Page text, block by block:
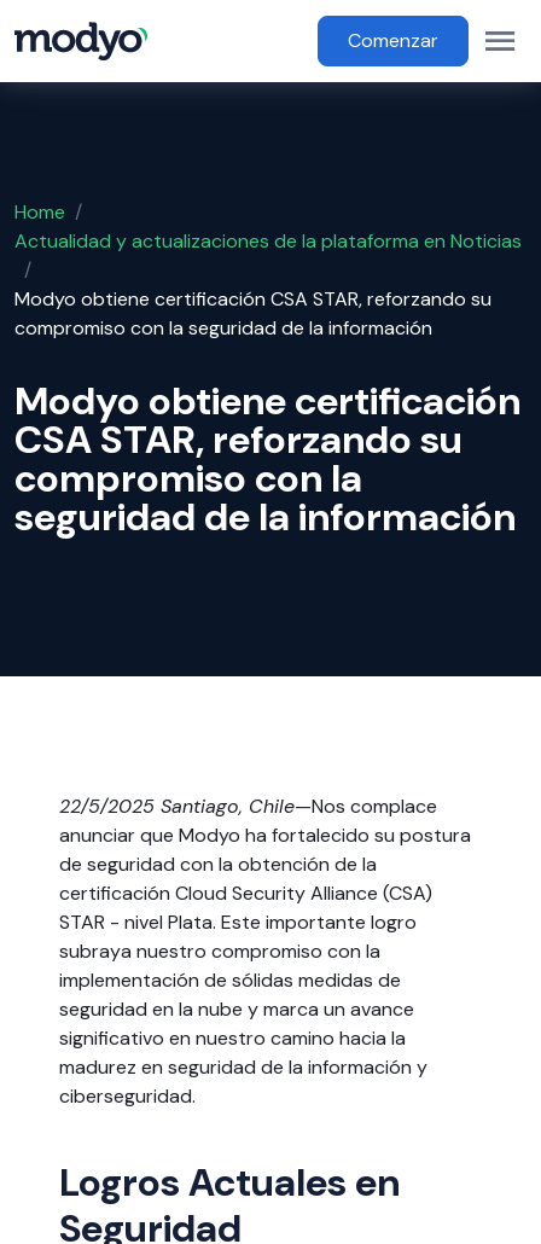
Main Menu
Comenzar
Home /
Actualidad y actualizaciones de la plataforma en Noticias
/
Modyo obtiene certificación CSA STAR, reforzando su
compromiso con la seguridad de la información
Modyo obtiene certificación
CSA STAR, reforzando su
compromiso con la
seguridad de la información
22/5/2025 Santiago, Chile—Nos complace
anunciar que Modyo ha fortalecido su postura
de seguridad con la obtención de la
certificación Cloud Security Alliance (CSA)
STAR - nivel Plata. Este importante logro
subraya nuestro compromiso con la
implementación de sólidas medidas de
seguridad en la nube y marca un avance
significativo en nuestro camino hacia la
madurez en seguridad de la información y
ciberseguridad.
Logros Actuales en
Seguridad